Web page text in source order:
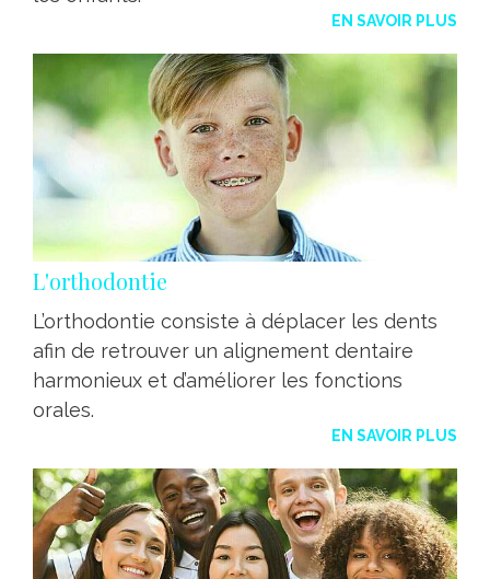
EN SAVOIR PLUS
L'orthodontie
L’orthodontie consiste à déplacer les dents
afin de retrouver un alignement dentaire
harmonieux et d’améliorer les fonctions
orales.
EN SAVOIR PLUS